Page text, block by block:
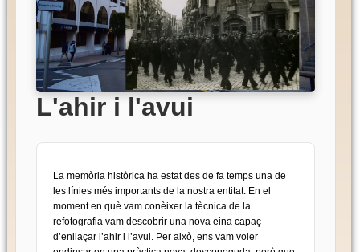
L'ahir i l'avui
La memòria històrica ha estat des de fa temps una de
les línies més importants de la nostra entitat. En el
moment en què vam conèixer la tècnica de la
refotografia vam descobrir una nova eina capaç
d’enllaçar l’ahir i l’avui. Per això, ens vam voler